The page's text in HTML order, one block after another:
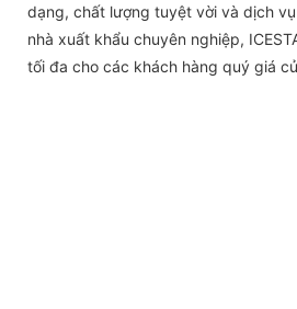
dạng, chất lượng tuyệt vời và dịch
nhà xuất khẩu chuyên nghiệp,
tối đa cho các khách hàng quý giá